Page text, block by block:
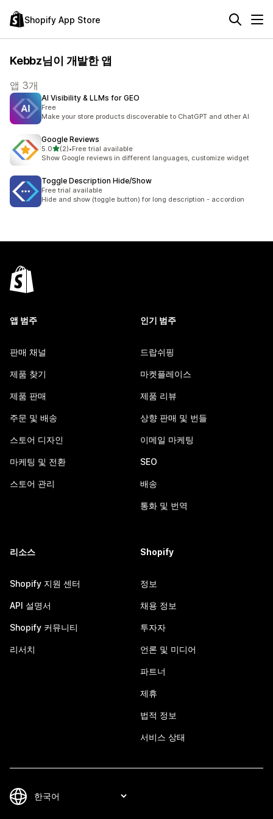
Shopify App Store
Kebbz님이 개발한 앱
앱 3개
AI Visibility & LLMs for GEO
Free
Make your store products discoverable to ChatGPT and other AI
Google Reviews
5.0별 5개 중
(2)
총 리뷰 2개
•Free trial available
Show Google reviews in different languages, customize widget
Toggle Description Hide/Show
Free trial available
Hide and show (toggle button) for long description - accordion
앱 범주
판매 채널
제품 찾기
제품 판매
주문 및 배송
스토어 디자인
마케팅 및 전환
스토어 관리
인기 범주
드랍쉬핑
마켓플레이스
제품 리뷰
상향 판매 및 번들
이메일 마케팅
SEO
배송
통화 및 번역
리소스
Shopify 지원 센터
API 설명서
Shopify 커뮤니티
리서치
Shopify
정보
채용 정보
투자자
언론 및 미디어
파트너
제휴
법적 정보
서비스 상태